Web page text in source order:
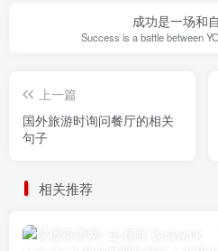
成功是一场和
Success is a battle between
上一篇
国外旅游时询问餐厅的相关
句子
相关推荐